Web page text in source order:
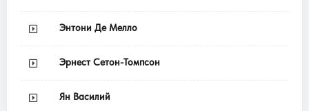
Энтони Де Мелло
Эрнест Сетон-Томпсон
Ян Василий